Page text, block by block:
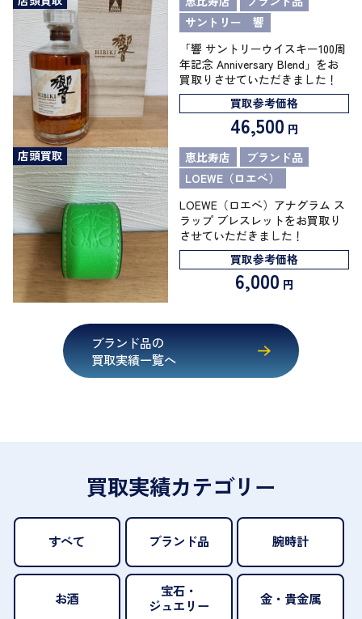
サントリー 響
「響 サントリーウイスキー100周
年記念 Anniversary Blend」をお
買取りさせていただきました！
買取参考価格
46,500 円
店頭買取
恵比寿店
ブランド品
LOEWE（ロエベ）
LOEWE（ロエベ）アナグラム ス
ラップ ブレスレットをお買取り
させていただきました！
買取参考価格
6,000 円
ブランド品の
買取実績一覧へ
買取実績カテゴリー
すべて ブランド品 腕時計
お酒
宝石・
ジュエリー
金・貴金属